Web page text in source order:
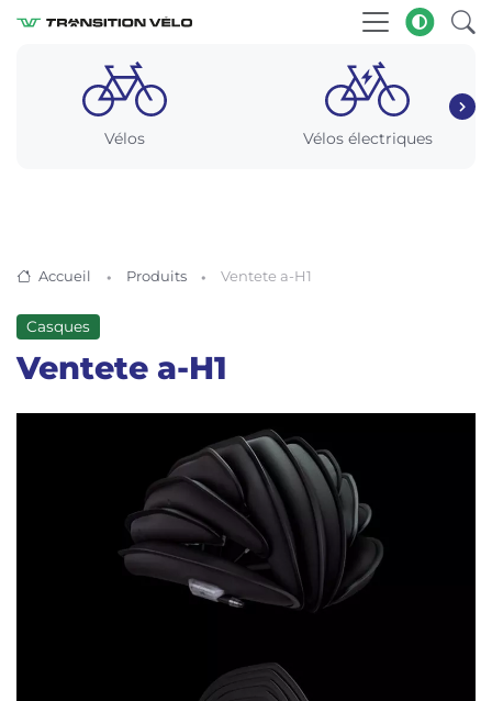
Vélos Vélos électriques
Accueil Produits Ventete a-H1
Casques
Ventete a-H1